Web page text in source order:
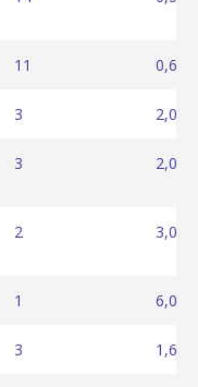
11 0,64
3 2,00
3 2,00
2 3,00
1 6,00
3 1,67